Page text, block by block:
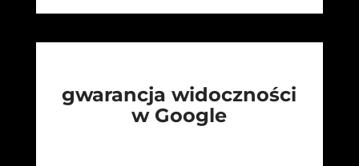
gwarancja widoczności
w Google